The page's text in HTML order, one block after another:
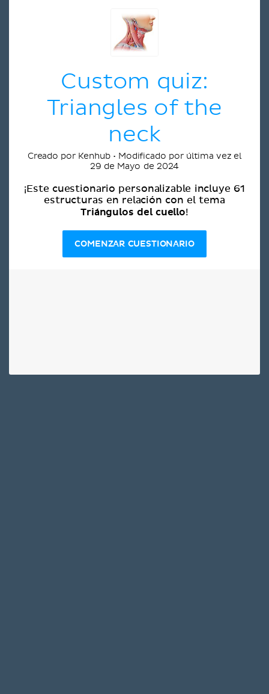
Custom quiz:
Triangles of the
neck
Creado por Kenhub • Modificado por última vez el
29 de Mayo de 2024
¡Este cuestionario personalizable incluye 61
estructuras en relación con el tema
Triángulos del cuello!
COMENZAR CUESTIONARIO